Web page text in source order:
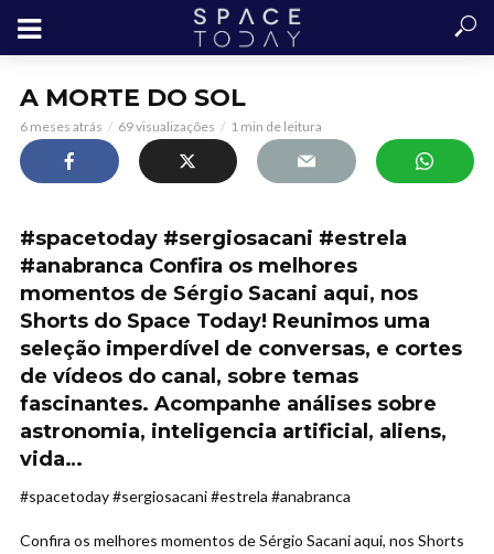
A MORTE DO SOL
6 meses atrás 69 visualizações 1 min de leitura
#spacetoday #sergiosacani #estrela
#anabranca Confira os melhores
momentos de Sérgio Sacani aqui, nos
Shorts do Space Today! Reunimos uma
seleção imperdível de conversas, e cortes
de vídeos do canal, sobre temas
fascinantes. Acompanhe análises sobre
astronomia, inteligencia artificial, aliens,
vida…
#spacetoday #sergiosacani #estrela #anabranca
Confira os melhores momentos de Sérgio Sacani aqui, nos Shorts